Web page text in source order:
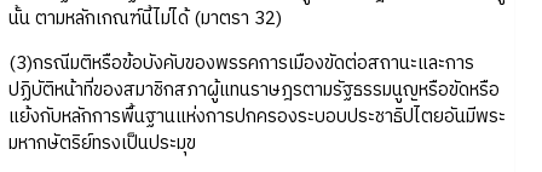
นั้น ตามหลักเกณฑ์นี้ไม่ได้ (มาตรา 32)
(3)กรณีมติหรือข้อบังคับของพรรคการเมืองขัดต่อสถานะและการ
ปฏิบัติหน้าที่ของสมาชิกสภาผู้แทนราษฎรตามรัฐธรรมนูญหรือขัดหรือ
แย้งกับหลักการพื้นฐานแห่งการปกครองระบอบประชาธิปไตยอันมีพระ
มหากษัตริย์ทรงเป็นประมุข